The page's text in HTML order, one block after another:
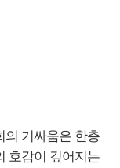
의 기싸움은 한층
호감이 깊어지는